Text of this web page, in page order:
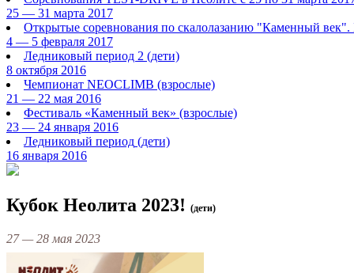
25 — 31 марта 2017
Открытые соревнования по скалолазанию "Каменный век".
4 — 5 февраля 2017
Ледниковый период 2 (дети)
8 октября 2016
Чемпионат NEOCLIMB (взрослые)
21 — 22 мая 2016
Фестиваль «Каменный век» (взрослые)
23 — 24 января 2016
Ледниковый период (дети)
16 января 2016
Кубок Неолита 2023! (дети)
27 — 28 мая 2023